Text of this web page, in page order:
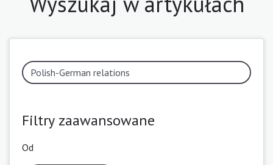
Filtry zaawansowane
Od